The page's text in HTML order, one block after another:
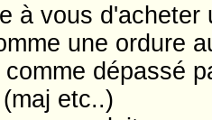
à vous
une ordure
dépassé
etc..)